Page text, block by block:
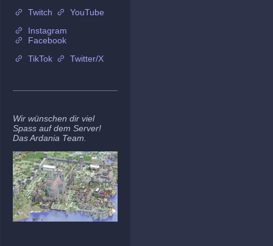
Twitch
YouTube
Instagram
Facebook
TikTok
Twitter/X
Wir wünschen dir viel
Spass auf dem Server!
Das Ardania Team.